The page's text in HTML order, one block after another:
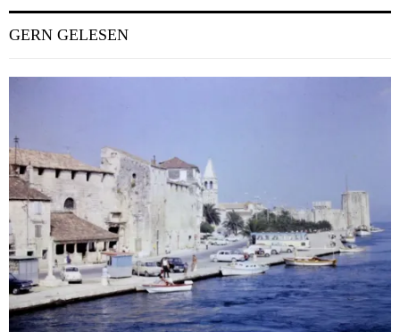
GERN GELESEN